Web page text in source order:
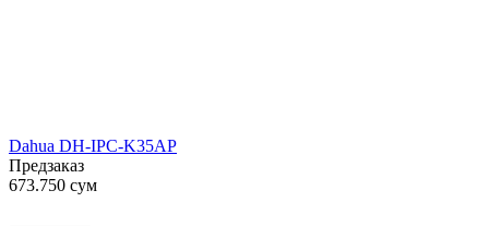
Dahua DH-IPC-K35AP
Предзаказ
673.750 сум